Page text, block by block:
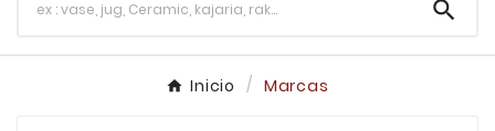

Inicio Marcas